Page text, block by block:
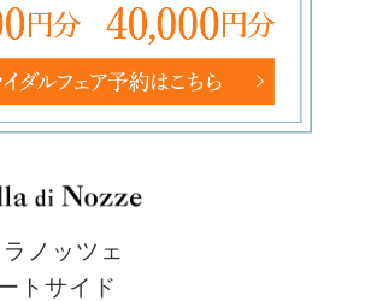
ノッツェ
トサイド